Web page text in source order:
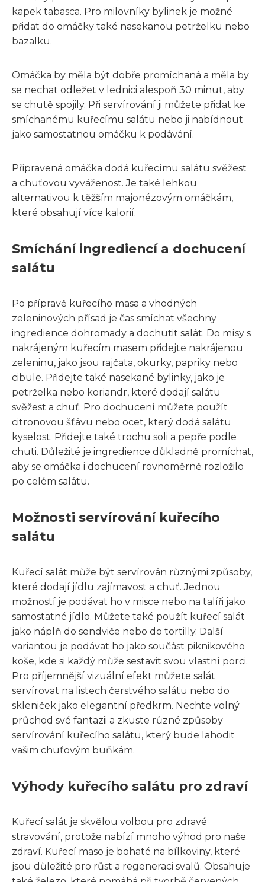
kapek tabasca. Pro milovníky bylinek je možné
přidat do omáčky také nasekanou petrželku nebo
bazalku.
Omáčka by měla být dobře promíchaná a měla by
se nechat odležet v lednici alespoň 30 minut, aby
se chutě spojily. Při servírování ji můžete přidat ke
smíchanému kuřecímu salátu nebo ji nabídnout
jako samostatnou omáčku k podávání.
Připravená omáčka dodá kuřecímu salátu svěžest
a chuťovou vyváženost. Je také lehkou
alternativou k těžším majonézovým omáčkám,
které obsahují více kalorií.
Smíchání ingrediencí a dochucení
salátu
Po přípravě kuřecího masa a vhodných
zeleninových přísad je čas smíchat všechny
ingredience dohromady a dochutit salát. Do mísy s
nakrájeným kuřecím masem přidejte nakrájenou
zeleninu, jako jsou rajčata, okurky, papriky nebo
cibule. Přidejte také nasekané bylinky, jako je
petrželka nebo koriandr, které dodají salátu
svěžest a chuť. Pro dochucení můžete použít
citronovou šťávu nebo ocet, který dodá salátu
kyselost. Přidejte také trochu soli a pepře podle
chuti. Důležité je ingredience důkladně promíchat,
aby se omáčka i dochucení rovnoměrně rozložilo
po celém salátu.
Možnosti servírování kuřecího
salátu
Kuřecí salát může být servírován různými způsoby,
které dodají jídlu zajímavost a chuť. Jednou
možností je podávat ho v misce nebo na talíři jako
samostatné jídlo. Můžete také použít kuřecí salát
jako náplň do sendviče nebo do tortilly. Další
variantou je podávat ho jako součást piknikového
koše, kde si každý může sestavit svou vlastní porci.
Pro příjemnější vizuální efekt můžete salát
servírovat na listech čerstvého salátu nebo do
skleniček jako elegantní předkrm. Nechte volný
průchod své fantazii a zkuste různé způsoby
servírování kuřecího salátu, který bude lahodit
vašim chuťovým buňkám.
Výhody kuřecího salátu pro zdraví
Kuřecí salát je skvělou volbou pro zdravé
stravování, protože nabízí mnoho výhod pro naše
zdraví. Kuřecí maso je bohaté na bílkoviny, které
jsou důležité pro růst a regeneraci svalů. Obsahuje